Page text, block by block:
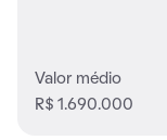
Valor médio
R$ 1.690.000